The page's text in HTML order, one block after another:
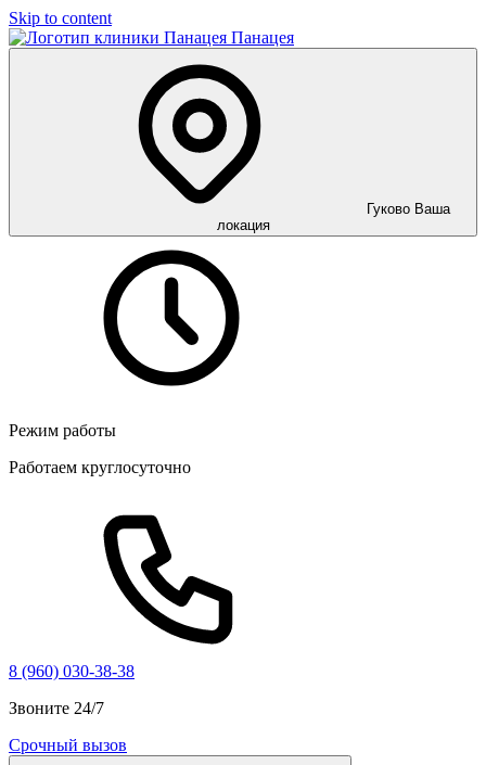
Skip to content
Панацея
Гуково Ваша
локация
Режим работы
Работаем круглосуточно
8 (960) 030-38-38
Звоните 24/7
Срочный вызов